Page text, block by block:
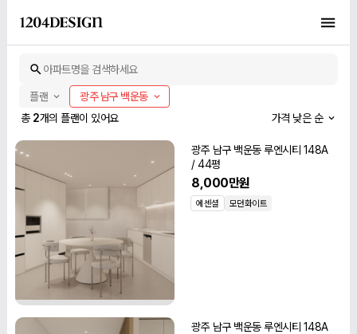
아파트명을 검색하세요
플랜
광주 남구 백운동
총 2개의 플랜이 있어요 가격 낮은 순
에센셜 모던화이트
광주 남구 백운동 루엔시티 148A
/ 44평
8,000만원
광주 남구 백운동 루엔시티 148A